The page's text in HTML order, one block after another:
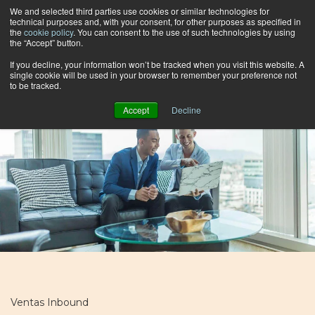
We and selected third parties use cookies or similar technologies for
technical purposes and, with your consent, for other purposes as specified in
the cookie policy. You can consent to the use of such technologies by using
the “Accept” button.
If you decline, your information won’t be tracked when you visit this website. A
single cookie will be used in your browser to remember your preference not
to be tracked.
Accept Decline
Ventas Inbound